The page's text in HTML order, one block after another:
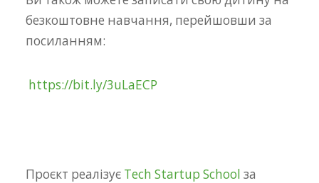
безкоштовне навчання, перейшовши за
посиланням:
https://bit.ly/3uLaECP
Проєкт реалізує Tech Startup School за